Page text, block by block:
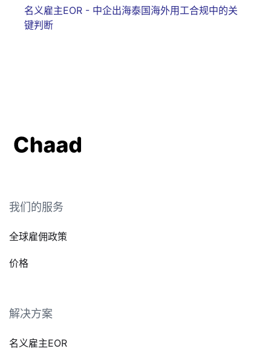
名义雇主EOR - 中企出海泰国海外用工合规中的关
键判断
我们的服务
全球雇佣政策
价格
解决方案
名义雇主EOR